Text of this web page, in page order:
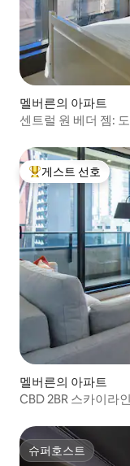
멜버른의 아파트
센트럴 원 베더 젬:
상위 게스트 선호
게스트 선호
멜버른의 아파트
CBD 2BR 스카이라
슈퍼호스트
슈퍼호스트